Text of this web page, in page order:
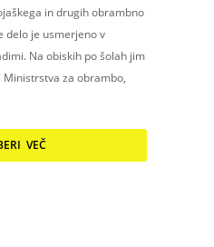
in drugih obrambno
delo je usmerjeno v
Na obiskih po šolah jim
za obrambo,
VEČ